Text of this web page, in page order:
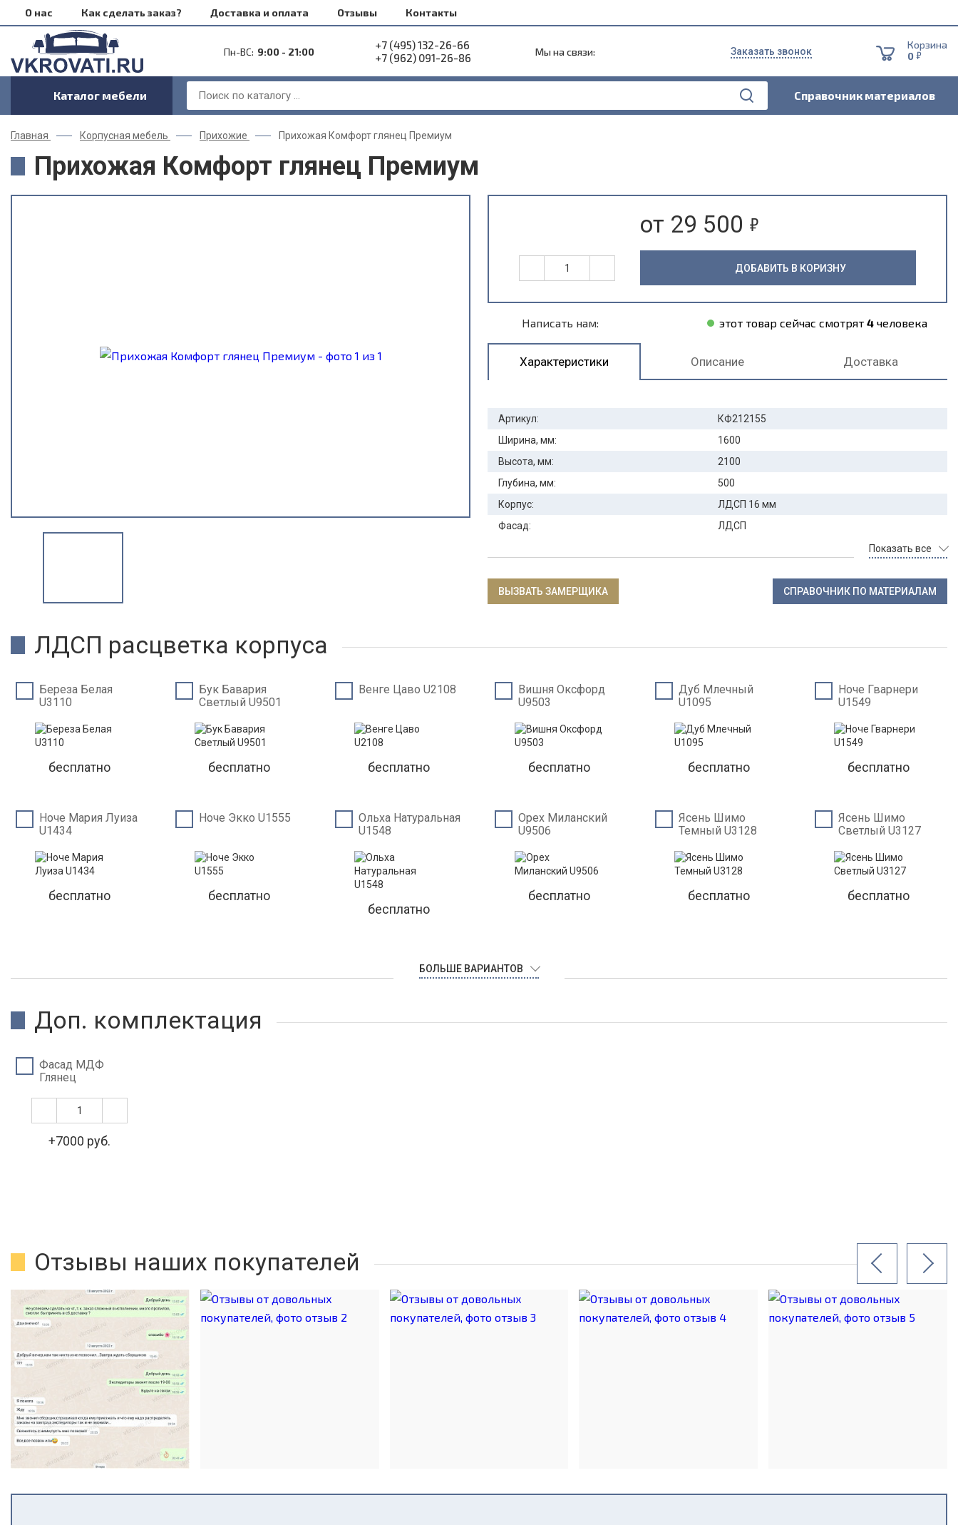
О нас Как сделать заказ? Доставка и оплата Отзывы Контакты
Пн-ВС: 9:00 - 21:00
+7 (495) 132-26-66
+7 (962) 091-26-86
Мы на связи: Заказать звонок
Корзина
0 5
Каталог мебели Справочник материалов
Главная Корпусная мебель Прихожие Прихожая Комфорт глянец Премиум
Прихожая Комфорт глянец Премиум
от 29 500 5
ДОБАВИТЬ В КОРИЗНУ
Написать нам: этот товар сейчас смотрят 4человека
Характеристики Описание Доставка
Артикул:
КФ212155
Ширина, мм:
1600
Высота, мм:
2100
Глубина, мм:
500
Корпус:
ЛДСП 16 мм
Фасад:
ЛДСП
Показать все
ВЫЗВАТЬ ЗАМЕРЩИКА СПРАВОЧНИК ПО МАТЕРИАЛАМ
ЛДСП расцветка корпуса
Береза Белая
U3110
бесплатно
Бук Бавария
Светлый U9501
бесплатно
Венге Цаво U2108
бесплатно
Вишня Оксфорд
U9503
бесплатно
Дуб Млечный
U1095
бесплатно
Ноче Гварнери
U1549
бесплатно
Ноче Мария Луиза
U1434
бесплатно
Ноче Экко U1555
бесплатно
Ольха Натуральная
U1548
бесплатно
Орех Миланский
U9506
бесплатно
Ясень Шимо
Темный U3128
бесплатно
Ясень Шимо
Светлый U3127
бесплатно
БОЛЬШЕ ВАРИАНТОВ
Доп. комплектация
Фасад МДФ
Глянец
+7000 руб.
Отзывы наших покупателей